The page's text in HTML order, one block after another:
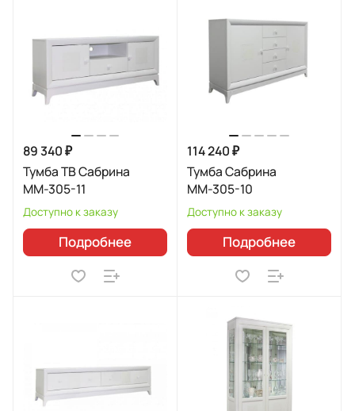
89 340 ₽
Тумба ТВ Сабрина
ММ-305-11
Доступно к заказу
Подробнее
114 240 ₽
Тумба Сабрина
ММ-305-10
Доступно к заказу
Подробнее